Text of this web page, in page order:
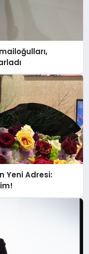
￼
Yeni Adresi: